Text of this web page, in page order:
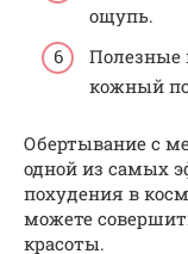
ощупь.
Полезные
кожный
Обертывание с
одной из самых
похудения в
можете
красоты.